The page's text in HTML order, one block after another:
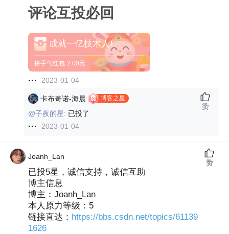
评论互投必回
成就一亿技术人!
拼手气红包 2.00元
2023-01-04
卡布奇诺-海晨 博客之星
@子夜的星: 已投了
2023-01-04
赞
Joanh_Lan
已投5星，诚信支持，诚信互助
博主信息
博主：Joanh_Lan
本人原力等级：5
链接直达： https://bbs.csdn.net/topics/61139
1626
赞